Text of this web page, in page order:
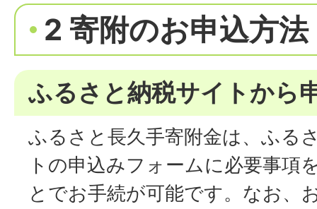
2 寄附のお申込方法
ふるさと納税サイトから
ふるさと長久手寄附金は、ふる
トの申込みフォームに必要事項
とでお手続が可能です。なお、